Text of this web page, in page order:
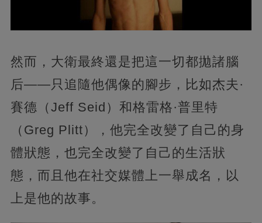
然而，大衛最終還是把這一切都拋諸腦
后——只追隨他偶像的腳步，比如杰夫·
賽德（Jeff Seid）和格雷格·普里特
（Greg Plitt），他完全改變了自己的身
體狀態，也完全改變了自己的生活狀
態，而且他在社交媒體上一舉成名，以
上是他的故事。